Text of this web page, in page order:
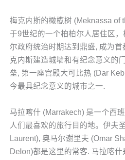
梅克内斯的橄榄树 (Meknassa of
于9世纪的一个柏柏尔人居住区
尔政府统治时期达到鼎盛, 成为
克内斯建造城墙和有纪念意义的
垒, 第一座宫殿大可比热 (Dar
今最具纪念意义的城市之一.
马拉喀什 (Marrakech) 是一个西
人们最喜欢的旅行目的地。伊夫
Laurent), 奥马尔谢里夫 (Omar
Delon)都是这里的常客. 马拉喀